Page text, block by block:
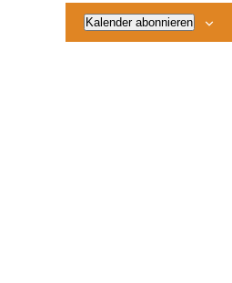
Kalender abonnieren